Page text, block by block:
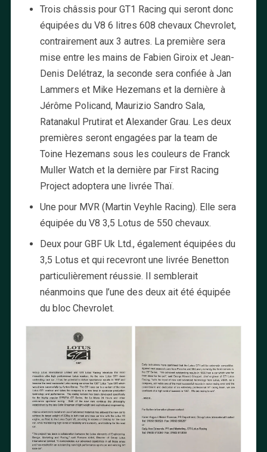
Trois châssis pour GT1 Racing qui seront donc
équipées du V8 6 litres 608 chevaux Chevrolet,
contrairement aux 3 autres. La première sera
mise entre les mains de Fabien Giroix et Jean-
Denis Delétraz, la seconde sera confiée à Jan
Lammers et Mike Hezemans et la dernière à
Jérôme Policand, Maurizio Sandro Sala,
Ratanakul Prutirat et Alexander Grau. Les deux
premières seront engagées par la team de
Toine Hezemans sous les couleurs de Franck
Muller Watch et la dernière par First Racing
Project adoptera une livrée Thaï.
Une pour MVR (Martin Veyhle Racing). Elle sera
équipée du V8 3,5 Lotus de 550 chevaux.
Deux pour GBF Uk Ltd., également équipées du
3,5 Lotus et qui recevront une livrée Benetton
particulièrement réussie. Il semblerait
néanmoins que l’une des deux ait été équipée
du bloc Chevrolet.